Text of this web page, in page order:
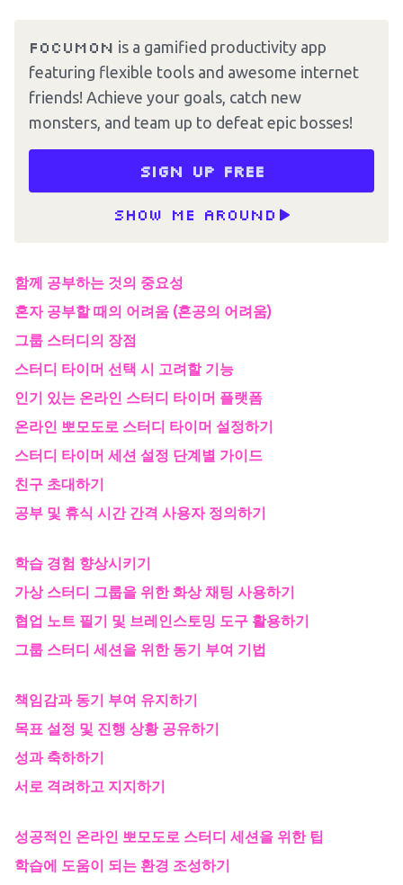
Focumon is a gamified productivity app
featuring flexible tools and awesome internet
friends! Achieve your goals, catch new
monsters, and team up to defeat epic bosses!
Sign up free
Show me around
함께 공부하는 것의 중요성
혼자 공부할 때의 어려움 (혼공의 어려움)
그룹 스터디의 장점
스터디 타이머 선택 시 고려할 기능
인기 있는 온라인 스터디 타이머 플랫폼
온라인 뽀모도로 스터디 타이머 설정하기
스터디 타이머 세션 설정 단계별 가이드
친구 초대하기
공부 및 휴식 시간 간격 사용자 정의하기
학습 경험 향상시키기
가상 스터디 그룹을 위한 화상 채팅 사용하기
협업 노트 필기 및 브레인스토밍 도구 활용하기
그룹 스터디 세션을 위한 동기 부여 기법
책임감과 동기 부여 유지하기
목표 설정 및 진행 상황 공유하기
성과 축하하기
서로 격려하고 지지하기
성공적인 온라인 뽀모도로 스터디 세션을 위한 팁
학습에 도움이 되는 환경 조성하기